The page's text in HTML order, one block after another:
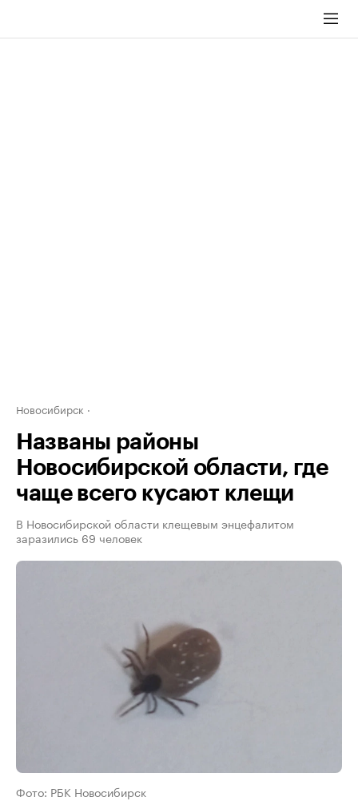
Новосибирск
Названы районы
Новосибирской области, где
чаще всего кусают клещи
В Новосибирской области клещевым энцефалитом
заразились 69 человек
Фото: РБК Новосибирск